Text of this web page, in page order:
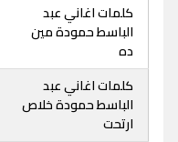
كلمات اغاني عبد
الباسط حمودة مين
ده
كلمات اغاني عبد
الباسط حمودة خلاص
ارتحت